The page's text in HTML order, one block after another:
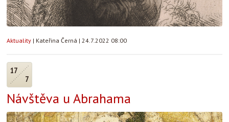
Aktuality | Kateřina Černá | 24.7.2022 08:00
17
7
Návštěva u Abrahama